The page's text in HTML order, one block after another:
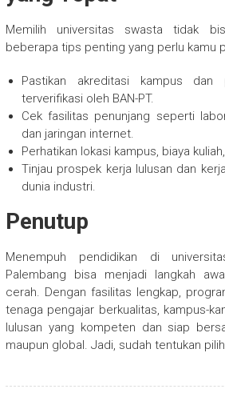
Memilih universitas swasta tidak
beberapa tips penting yang perlu kamu
Pastikan akreditasi kampus
terverifikasi oleh BAN-PT.
Cek fasilitas penunjang seperti
dan jaringan internet.
Perhatikan lokasi kampus, biaya
Tinjau prospek kerja lulusan dan
dunia industri.
Penutup
Menempuh pendidikan di
Palembang bisa menjadi langkah
cerah. Dengan fasilitas lengkap,
tenaga pengajar berkualitas, kampus-
lulusan yang kompeten dan siap
maupun global. Jadi, sudah tentukan